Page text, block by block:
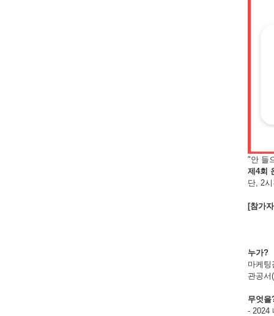
"안 들
제4회
단, 2
[참가
누가?
마케
관공
무엇을
- 2024